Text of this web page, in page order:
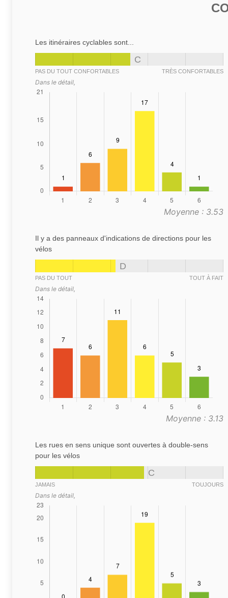
Les itinéraires cyclables sont...
C
PAS DU TOUT CONFORTABLES TRÈS CONFORTABLES
Dans le détail,
Moyenne : 3.53
Il y a des panneaux d'indications de directions pour les
vélos
D
PAS DU TOUT TOUT À FAIT
Dans le détail,
Moyenne : 3.13
Les rues en sens unique sont ouvertes à double-sens
pour les vélos
C
JAMAIS TOUJOURS
Dans le détail,